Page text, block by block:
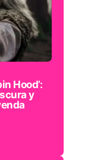
Hood’:
y